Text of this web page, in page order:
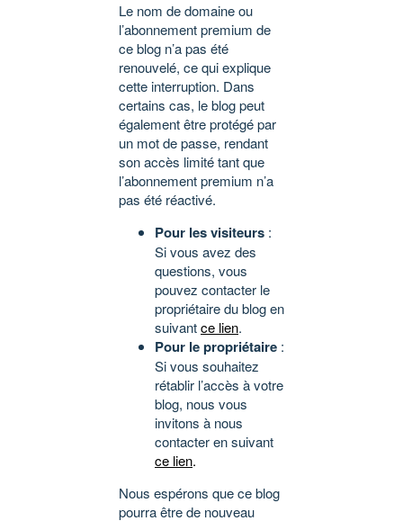
Le nom de domaine ou
l’abonnement premium de
ce blog n’a pas été
renouvelé, ce qui explique
cette interruption. Dans
certains cas, le blog peut
également être protégé par
un mot de passe, rendant
son accès limité tant que
l’abonnement premium n’a
pas été réactivé.
Pour les visiteurs :
Si vous avez des
questions, vous
pouvez contacter le
propriétaire du blog en
suivantce lien.
Pour le propriétaire :
Si vous souhaitez
rétablir l’accès à votre
blog, nous vous
invitons à nous
contacter en suivant
ce lien.
Nous espérons que ce blog
pourra être de nouveau